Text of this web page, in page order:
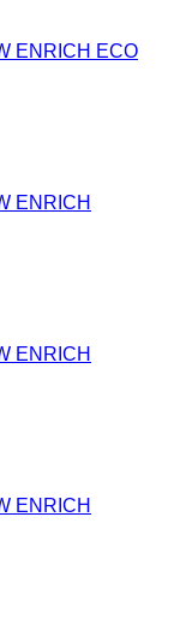
ENRICH ECO
ENRICH
ENRICH
ENRICH